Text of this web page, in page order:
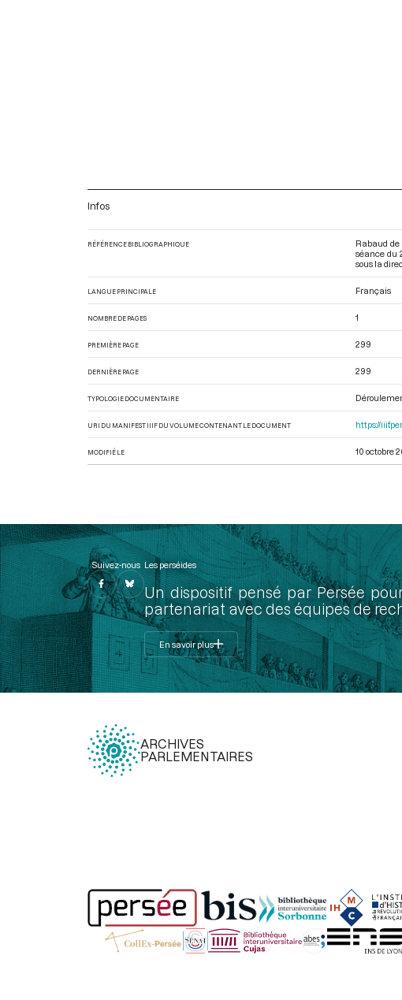
Infos
RÉFÉRENCE BIBLIOGRAPHIQUE
Rabaud de
séance du
sous la
LANGUE PRINCIPALE Français
NOMBRE DE PAGES 1
PREMIÈRE PAGE 299
DERNIÈRE PAGE 299
TYPOLOGIE DOCUMENTAIRE
URI DU MANIFEST IIIF DU VOLUME CONTENANT LE DOCUMENT https://
MODIFIÉ LE 10 octobre
Suivez-nous Les perséides
Un dispositif pensé par Persée
partenariat avec des équipes de
En savoir plus
ARCHIVES
PARLEMENTAIRES